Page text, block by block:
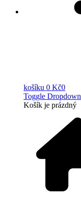
košíku 0 Kč0
Toggle Dropdown
Košík je prázdný